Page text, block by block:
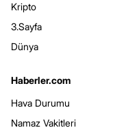
Kripto
3.Sayfa
Dünya
Haberler.com
Hava Durumu
Namaz Vakitleri